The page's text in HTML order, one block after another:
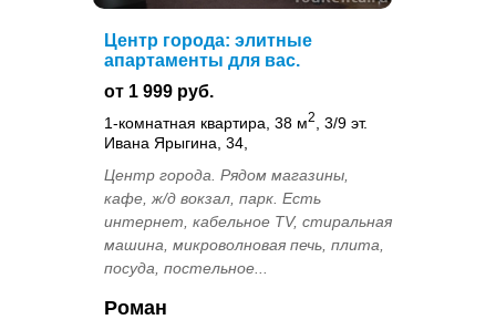
Центр города: элитные
апартаменты для вас.
от 1 999 руб.
1-комнатная квартира, 38 м2
, 3/9 эт.
Ивана Ярыгина, 34,
Центр города. Рядом магазины,
кафе, ж/д вокзал, парк. Есть
интернет, кабельное TV, стиральная
машина, микроволновая печь, плита,
посуда, постельное...
Роман